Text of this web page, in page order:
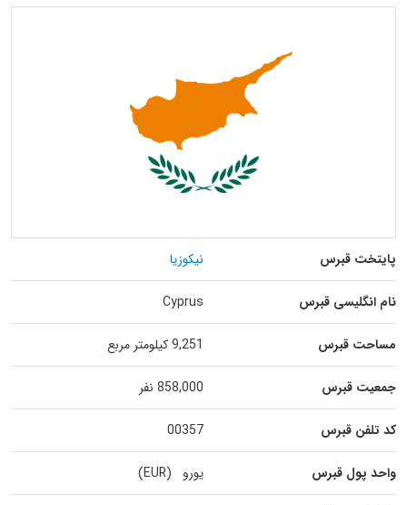
پایتخت قبرس نیکوزیا
نام انگلیسی قبرس Cyprus
مساحت قبرس 9,251 کیلومتر مربع
جمعیت قبرس 858,000 نفر
کد تلفن قبرس 00357
واحد پول قبرس یورو (EUR)